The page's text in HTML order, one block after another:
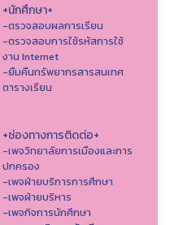
+นักศึกษา+
-ตรวจสอบผลการเรียน
-ตรวจสอบการใช้รหัสการใช้
งาน Internet
-ยืมคืนทรัพยากรสารสนเทศ
ตารางเรียน
+ช่องทางการติดต่อ+
-เพจวิทยาลัยการเมืองและการ
ปกครอง
-เพจฝ่ายบริการการศึกษา
-เพจฝ่ายบริหาร
-เพจกิจการนักศึกษา